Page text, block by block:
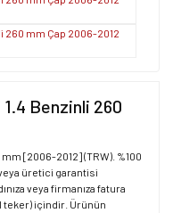
Benzinli 260
[2006-2012] (TRW). %100
üretici garantisi
veya firmanıza fatura
teker) içindir. Ürünün